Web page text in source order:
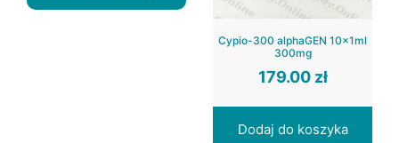
Cypio-300 alphaGEN 10x1ml
300mg
179.00 zł
Dodaj do koszyka